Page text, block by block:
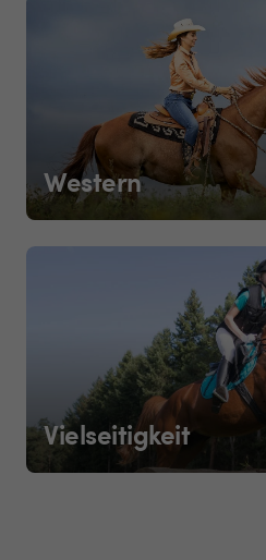
Western
Vielseitigkeit